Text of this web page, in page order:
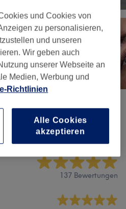
137 Bewertungen
und Cookies von
zu personalisieren,
und unseren
Wir geben auch
unserer Webseite an
Medien, Werbung und
Richtlinien
Alle Cookies
akzeptieren